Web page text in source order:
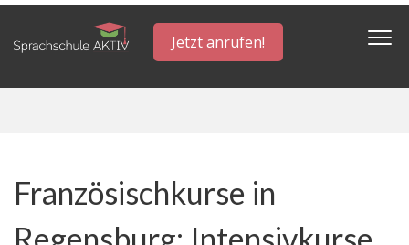
Jetzt anrufen!
Französischkurse in